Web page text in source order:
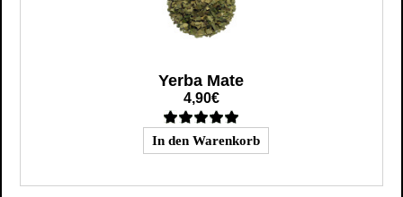
Yerba Mate
4,90€